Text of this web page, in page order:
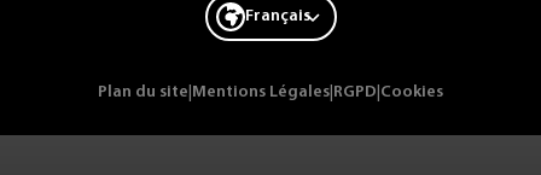
Français
Plan du site Mentions Légales RGPD Cookies